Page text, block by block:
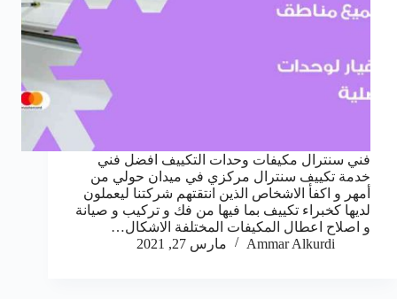
فني سنترال مكيفات وحدات التكييف افضل فني
خدمة تكييف سنترال مركزي في ميدان حولي من
أمهر و اكفأ الاشخاص الذين انتقتهم شركتنا ليعملون
لديها كخبراء تكييف بما فيها من فك و تركيب و صيانة
و اصلاح اعطال المكيفات المختلفة الاشكال…
Ammar Alkurdi
مارس 27, 2021